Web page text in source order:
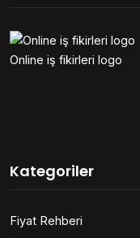
Online iş fikirleri logo
Kategoriler
Fiyat Rehberi